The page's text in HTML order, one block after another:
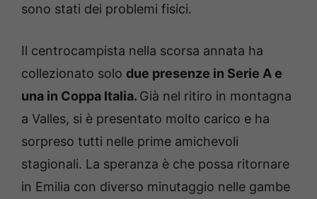
sono stati dei problemi fisici.
Il centrocampista nella scorsa annata ha
collezionato solo due presenze in Serie A e
una in Coppa Italia. Già nel ritiro in montagna
a Valles, si è presentato molto carico e ha
sorpreso tutti nelle prime amichevoli
stagionali. La speranza è che possa ritornare
in Emilia con diverso minutaggio nelle gambe